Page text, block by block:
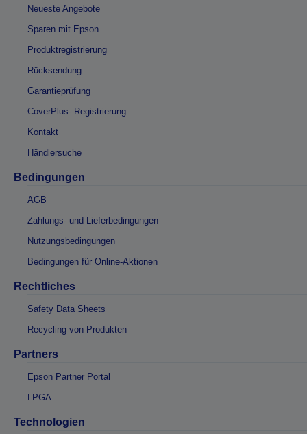
Neueste Angebote
Sparen mit Epson
Produktregistrierung
Rücksendung
Garantieprüfung
CoverPlus- Registrierung
Kontakt
Händlersuche
Bedingungen
AGB
Zahlungs- und Lieferbedingungen
Nutzungsbedingungen
Bedingungen für Online-Aktionen
Rechtliches
Safety Data Sheets
Recycling von Produkten
Partners
Epson Partner Portal
LPGA
Technologien